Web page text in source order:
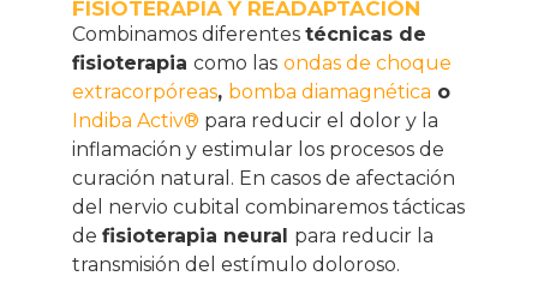
FISIOTERAPIA Y READAPTACIÓN
Combinamos diferentes técnicas de
fisioterapia como las ondas de choque
extracorpóreas, bomba diamagnética o
Indiba Activ® para reducir el dolor y la
inflamación y estimular los procesos de
curación natural. En casos de afectación
del nervio cubital combinaremos tácticas
de fisioterapia neural para reducir la
transmisión del estímulo doloroso.